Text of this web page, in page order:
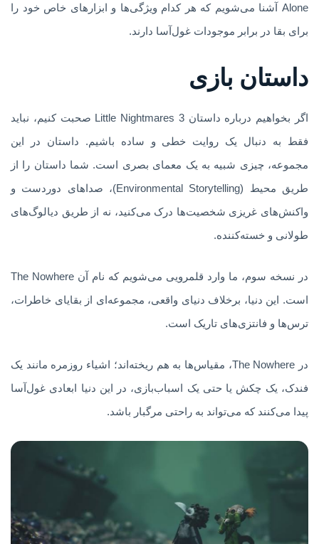
Alone آشنا می‌شویم که هر کدام ویژگی‌ها و ابزارهای خاص خود را
برای بقا در برابر موجودات غول‌آسا دارند.
داستان بازی
اگر بخواهیم درباره داستان Little Nightmares 3 صحبت کنیم، نباید
فقط به دنبال یک روایت خطی و ساده باشیم. داستان در این
مجموعه، چیزی شبیه به یک معمای بصری است. شما داستان را از
طریق محیط (Environmental Storytelling)، صداهای دوردست و
واکنش‌های غریزی شخصیت‌ها درک می‌کنید، نه از طریق دیالوگ‌های
طولانی و خسته‌کننده.
در نسخه سوم، ما وارد قلمرویی می‌شویم که نام آن The Nowhere
است. این دنیا، برخلاف دنیای واقعی، مجموعه‌ای از بقایای خاطرات،
ترس‌ها و فانتزی‌های تاریک است.
در The Nowhere، مقیاس‌ها به هم ریخته‌اند؛ اشیاء روزمره مانند یک
فندک، یک چکش یا حتی یک اسباب‌بازی، در این دنیا ابعادی غول‌آسا
پیدا می‌کنند که می‌تواند به راحتی مرگبار باشد.